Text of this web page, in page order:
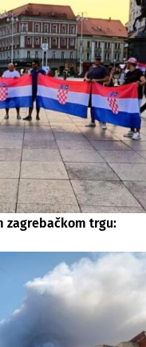
zagrebačkom trgu: